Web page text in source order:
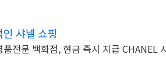
샤넬 쇼핑
, 현금 즉시 지급 CHANEL 시그니처